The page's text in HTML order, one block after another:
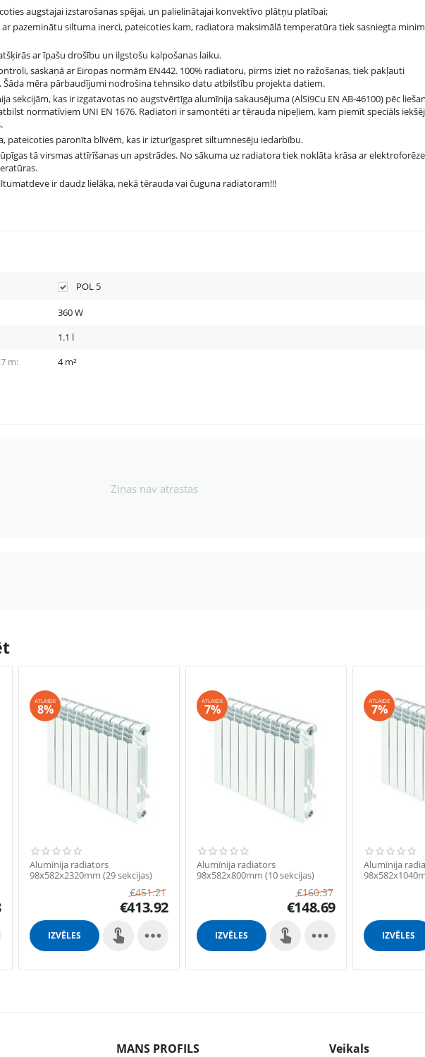
augstajai izstarošanas spējai, un palielinātajai konvektīvo plātņu platībai;
pazeminātu siltuma inerci, pateicoties kam, radiatora maksimālā temperatūra tiek sasniegta
ar īpašu drošību un ilgstošu kalpošanas laiku.
saskaņā ar Eiropas normām EN442. 100% radiatoru, pirms iziet no ražošanas, tiek pakļauti
mēra pārbaudījumi nodrošina tehnsiko datu atbilstību projekta datiem.
sekcijām, kas ir izgatavotas no augstvērtīga alumīnija sakausējuma (AlSi9Cu EN AB-46100) pēc
normatīviem UNI EN 1676. Radiatori ir samontēti ar tērauda nipeļiem, kam piemīt speciāls
pateicoties paronīta blīvēm, kas ir izturīgaspret siltumnesēju iedarbību.
tā virsmas attīrīšanas un apstrādes. No sākuma uz radiatora tiek noklāta krāsa ar
ir daudz lielāka, nekā tērauda vai čuguna radiatoram!!!
POL 5
360W
1.1 l
m:
4 m²
Ziņas nav atrastas
ATLAIDE
8%
Alumīnija radiators
98x582x2320mm (29 sekcijas)
€451.21
€413.92
IZVĒLES 
ATLAIDE
7%
Alumīnija radiators
98x582x800mm (10 sekcijas)
€160.37
€148.69
IZVĒLES 
ATLAIDE
7%
Alumīnija
IZVĒLES
MANS PROFILS Veikals